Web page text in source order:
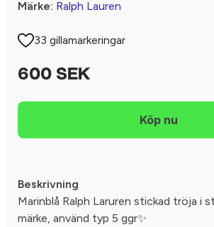
Märke: Ralph Lauren
33 gillamarkeringar
600 SEK
Beskrivning
Marinblå Ralph Laruren stickad tröja i
märke, använd typ 5 ggr✨